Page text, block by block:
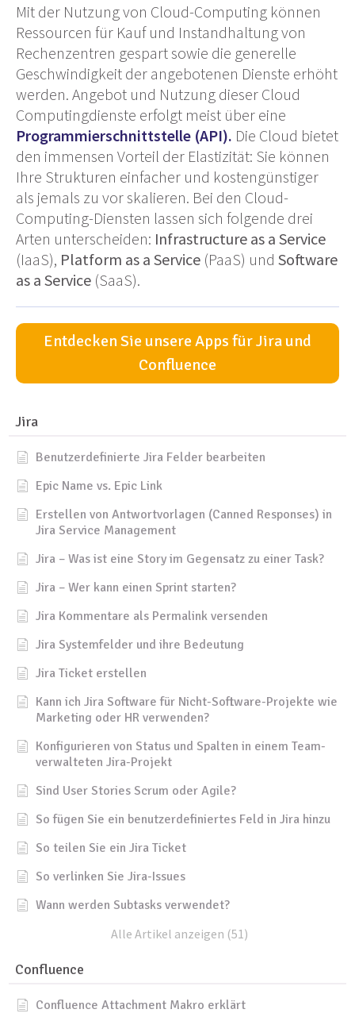
Jira
Benutzerdefinierte Jira Felder bearbeiten
Epic Name vs. Epic Link
Erstellen von Antwortvorlagen (Canned Responses) in
Jira Service Management
Jira – Was ist eine Story im Gegensatz zu einer Task?
Jira – Wer kann einen Sprint starten?
Jira Kommentare als Permalink versenden
Jira Systemfelder und ihre Bedeutung
Jira Ticket erstellen
Kann ich Jira Software für Nicht-Software-Projekte wie
Marketing oder HR verwenden?
Konfigurieren von Status und Spalten in einem Team-
verwalteten Jira-Projekt
Sind User Stories Scrum oder Agile?
So fügen Sie ein benutzerdefiniertes Feld in Jira hinzu
So teilen Sie ein Jira Ticket
So verlinken Sie Jira-Issues
Wann werden Subtasks verwendet?
Alle Artikel anzeigen (51)
Confluence
Confluence Attachment Makro erklärt
Mit der Nutzung von Cloud-Computing können
Ressourcen für Kauf und Instandhaltung von
Rechenzentren gespart sowie die generelle
Geschwindigkeit der angebotenen Dienste erhöht
werden. Angebot und Nutzung dieser Cloud
Computingdienste erfolgt meist über eine
Programmierschnittstelle (API). Die Cloud bietet
den immensen Vorteil der Elastizität: Sie können
Ihre Strukturen einfacher und kostengünstiger
als jemals zu vor skalieren. Bei den Cloud-
Computing-Diensten lassen sich folgende drei
Arten unterscheiden: Infrastructure as a Service
(IaaS), Platform as a Service (PaaS) und Software
as a Service (SaaS).
Entdecken Sie unsere Apps für Jira und
Confluence